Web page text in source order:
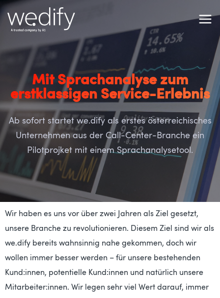
Mit Sprachanalyse zum
erstklassigen Service-Erlebnis
Ab sofort startet we.dify als erstes österreichisches
Unternehmen aus der Call-Center-Branche ein
Pilotprojket mit einem Sprachanalysetool.
Wir haben es uns vor über zwei Jahren als Ziel gesetzt,
unsere Branche zu revolutionieren. Diesem Ziel sind wir als
we.dify bereits wahnsinnig nahe gekommen, doch wir
wollen immer besser werden – für unsere bestehenden
Kund:innen, potentielle Kund:innen und natürlich unsere
Mitarbeiter:innen. Wir legen sehr viel Wert darauf, immer